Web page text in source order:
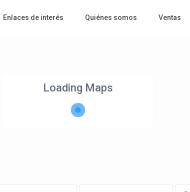
Enlaces de interés Quiénes somos Ventas
Loading Maps